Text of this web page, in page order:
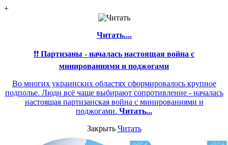
+
Читать....
❗❗ Партизаны - началась настоящая война с
минированиями и поджогами
Во многих украинских областях сформировалось крупное
подполье. Люди всё чаще выбирают сопротивление - началась
настоящая партизанская война с минированиями и
поджогами. Читать...
Закрыть Читать